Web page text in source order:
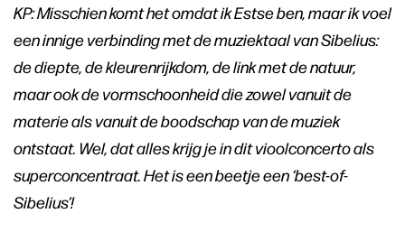
KP: Misschien komt het omdat ik Estse ben, maar ik voel
een innige verbinding met de muziektaal van Sibelius:
de diepte, de kleurenrijkdom, de link met de natuur,
maar ook de vormschoonheid die zowel vanuit de
materie als vanuit de boodschap van de muziek
ontstaat. Wel, dat alles krijg je in dit vioolconcerto als
superconcentraat. Het is een beetje een ‘best-of-
Sibelius’!